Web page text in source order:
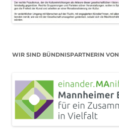
WIR SIND BÜNDNISPARTNERIN VON